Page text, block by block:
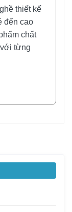
thiết kế
đến cao
chất
từng